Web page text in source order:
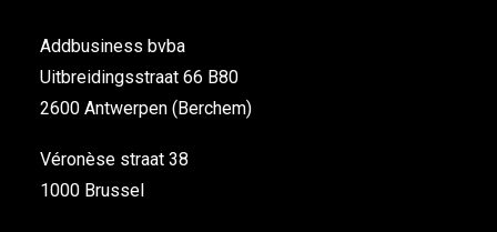
Addbusiness bvba
Uitbreidingsstraat 66 B80
2600 Antwerpen (Berchem)
Véronèse straat 38
1000 Brussel